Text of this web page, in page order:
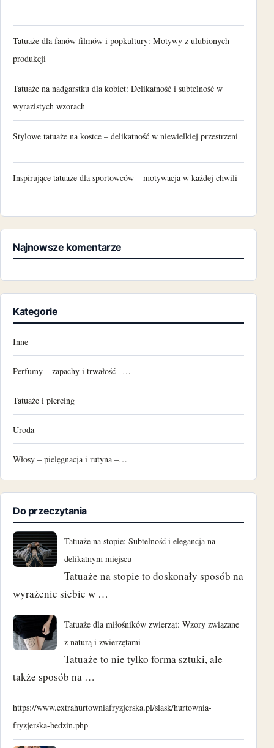
Tatuaże dla fanów filmów i popkultury: Motywy z ulubionych
produkcji
Tatuaże na nadgarstku dla kobiet: Delikatność i subtelność w
wyrazistych wzorach
Stylowe tatuaże na kostce – delikatność w niewielkiej przestrzeni
Inspirujące tatuaże dla sportowców – motywacja w każdej chwili
Najnowsze komentarze
Kategorie
Inne
Perfumy – zapachy i trwałość –…
Tatuaże i piercing
Uroda
Włosy – pielęgnacja i rutyna –…
Do przeczytania
Tatuaże na stopie: Subtelność i elegancja na
delikatnym miejscu
Tatuaże na stopie to doskonały sposób na
wyrażenie siebie w …
Tatuaże dla miłośników zwierząt: Wzory związane
z naturą i zwierzętami
Tatuaże to nie tylko forma sztuki, ale
także sposób na …
https://www.extrahurtowniafryzjerska.pl/slask/hurtownia-
fryzjerska-bedzin.php